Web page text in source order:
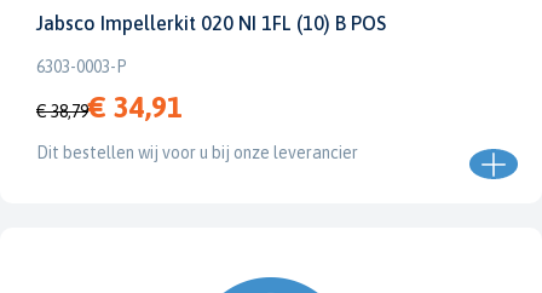
Jabsco Impellerkit 020 NI 1FL (10) B POS
6303-0003-P
€ 38,79€ 34,91
Dit bestellen wij voor u bij onze leverancier